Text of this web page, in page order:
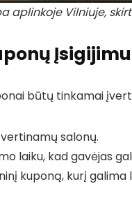
aplinkoje Vilniuje,
būtų tinkamai
salonų.
laiku, kad gavėjas
kuponą, kurį galima